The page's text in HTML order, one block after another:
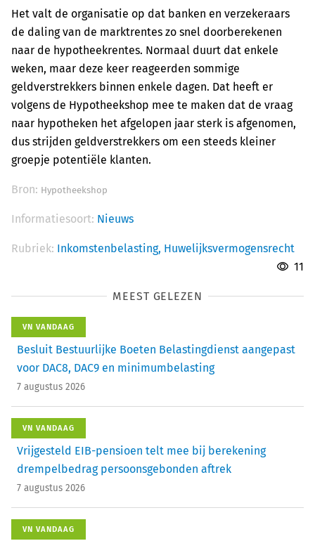
Het valt de organisatie op dat banken en verzekeraars
de daling van de marktrentes zo snel doorberekenen
naar de hypotheekrentes. Normaal duurt dat enkele
weken, maar deze keer reageerden sommige
geldverstrekkers binnen enkele dagen. Dat heeft er
volgens de Hypotheekshop mee te maken dat de vraag
naar hypotheken het afgelopen jaar sterk is afgenomen,
dus strijden geldverstrekkers om een steeds kleiner
groepje potentiële klanten.
Bron: Hypotheekshop
Informatiesoort: Nieuws
Rubriek: Inkomstenbelasting, Huwelijksvermogensrecht
11
MEEST GELEZEN
VN VANDAAG
Besluit Bestuurlijke Boeten Belastingdienst aangepast
voor DAC8, DAC9 en minimumbelasting
7 augustus 2026
VN VANDAAG
Vrijgesteld EIB-pensioen telt mee bij berekening
drempelbedrag persoonsgebonden aftrek
7 augustus 2026
VN VANDAAG